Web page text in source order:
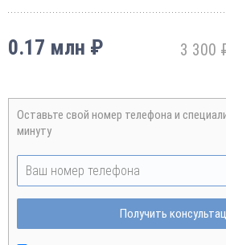
0.17 млн ₽ 3 300
Оставьте свой номер телефона и
минуту
Получить